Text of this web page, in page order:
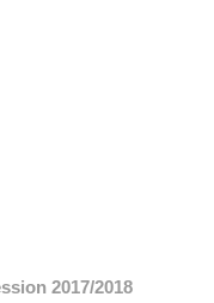
2017/2018